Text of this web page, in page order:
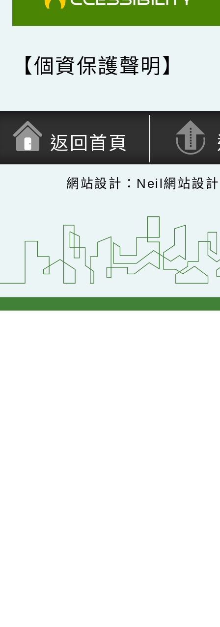
【個資保護聲明】
返回首頁
網站設計：Neil網站設